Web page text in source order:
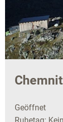
Geöffnet